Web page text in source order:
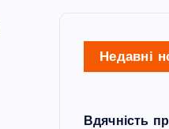
Недавні
Вдячність